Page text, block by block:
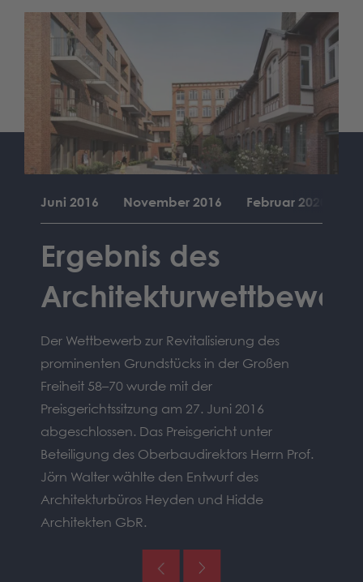
Juni 2016 November 2016 Februar 2020
Ergebnis des
Der Wettbewerb zur Revitalisierung des
prominenten Grundstücks in der Großen
Freiheit 58–70 wurde mit der
Preisgerichtssitzung am 27. Juni 2016
abgeschlossen. Das Preisgericht unter
Beteiligung des Oberbaudirektors Herrn Prof.
Jörn Walter wählte den Entwurf des
Architekturbüros Heyden und Hidde
Architekten GbR.